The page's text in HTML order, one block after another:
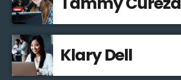
Klary Dell